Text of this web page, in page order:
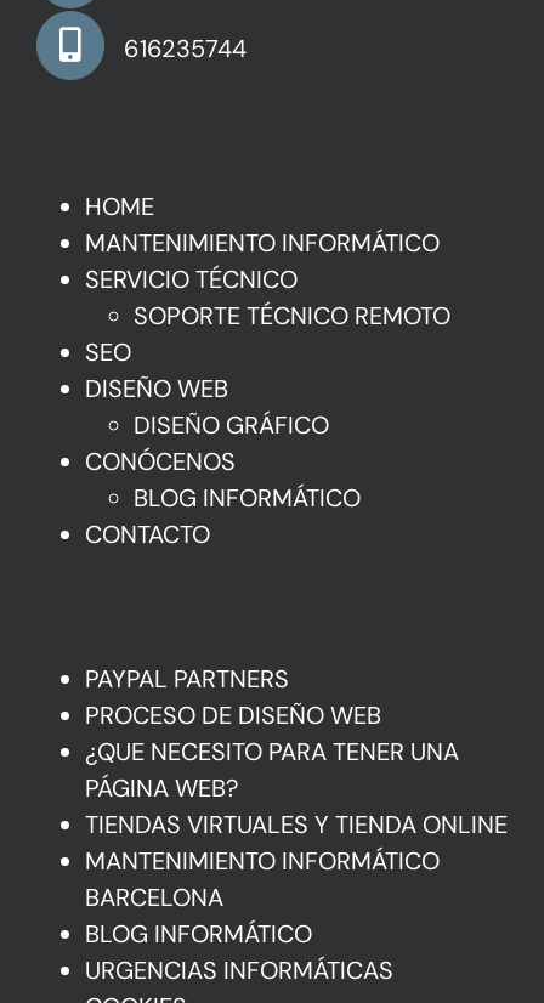
616235744
HOME
MANTENIMIENTO INFORMÁTICO
SERVICIO TÉCNICO
SOPORTE TÉCNICO REMOTO
SEO
DISEÑO WEB
DISEÑO GRÁFICO
CONÓCENOS
BLOG INFORMÁTICO
CONTACTO
PAYPAL PARTNERS
PROCESO DE DISEÑO WEB
¿QUE NECESITO PARA TENER UNA
PÁGINA WEB?
TIENDAS VIRTUALES Y TIENDA ONLINE
MANTENIMIENTO INFORMÁTICO
BARCELONA
BLOG INFORMÁTICO
URGENCIAS INFORMÁTICAS